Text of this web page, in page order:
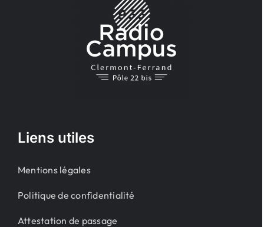
Liens utiles
Mentions légales
Politique de confidentialité
Attestation de passage